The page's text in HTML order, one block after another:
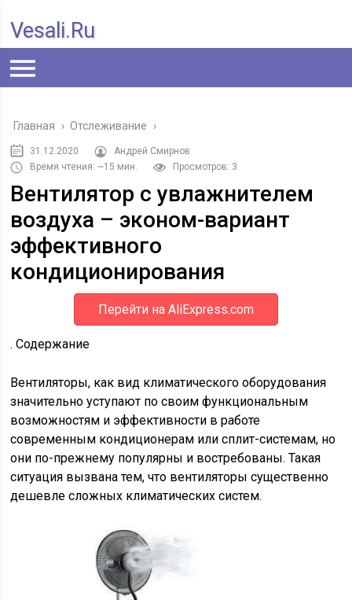
Vesali.ru
Главная › Отслеживание ›
31.12.2020
Андрей Смирнов
Время чтения: ~15 мин.
Просмотров: 3
Вентилятор с увлажнителем
воздуха – эконом-вариант
эффективного
кондиционирования
Перейти на AliExpress.com
. Содержание
Вентиляторы, как вид климатического оборудования
значительно уступают по своим функциональным
возможностям и эффективности в работе
современным кондиционерам или сплит-системам, но
они по-прежнему популярны и востребованы. Такая
ситуация вызвана тем, что вентиляторы существенно
дешевле сложных климатических систем.